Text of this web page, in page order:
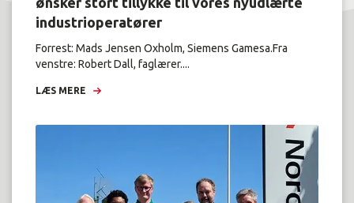
industrioperatører
Forrest: Mads Jensen Oxholm, Siemens Gamesa.Fra
venstre: Robert Dall, faglærer....
LÆS MERE